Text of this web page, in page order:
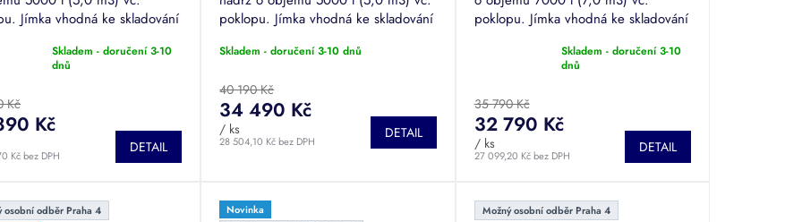
Jímka vhodná ke skladování
nádrží.
Skladem - doručení 3-10
dnů
Kč
Kč bez DPH
Kč
DETAIL
poklopu. Jímka vhodná ke skladování
je možné pojíždět.
Skladem - doručení 3-10 dnů
40 190 Kč
28 504,10 Kč bez DPH
34 490 Kč
/ ks DETAIL
poklopu. Jímka vhodná ke skladování
je možné pojíždět.
je
4,7
z
5
Skladem - doručení 3-10
dnů
35 790 Kč
27 099,20 Kč bez DPH
32 790 Kč
/ ks DETAIL
osobní odběr Praha 4
Novinka
Možný osobní odběr Praha 4